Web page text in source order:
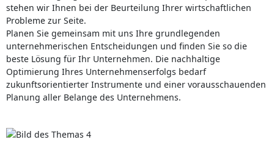
stehen wir Ihnen bei der Beurteilung Ihrer wirtschaftlichen
Probleme zur Seite.
Planen Sie gemeinsam mit uns Ihre grundlegenden
unternehmerischen Entscheidungen und finden Sie so die
beste Lösung für Ihr Unternehmen. Die nachhaltige
Optimierung Ihres Unternehmenserfolgs bedarf
zukunftsorientierter Instrumente und einer vorausschauenden
Planung aller Belange des Unternehmens.